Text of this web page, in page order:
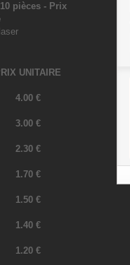
pièces - Prix
laser
UNITAIRE
4.00 €
3.00 €
2.30 €
1.70 €
1.50 €
1.40 €
1.20 €